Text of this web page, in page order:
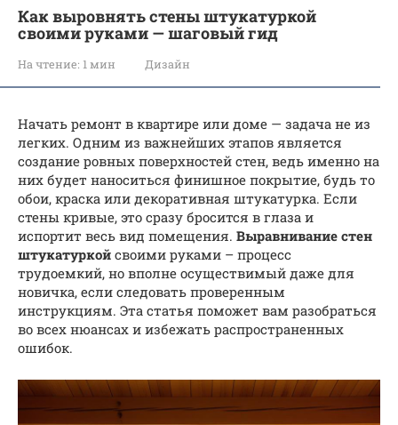
Как выровнять стены штукатуркой
своими руками — шаговый гид
На чтение: 1 мин Дизайн
Начать ремонт в квартире или доме — задача не из
легких. Одним из важнейших этапов является
создание ровных поверхностей стен, ведь именно на
них будет наноситься финишное покрытие, будь то
обои, краска или декоративная штукатурка. Если
стены кривые, это сразу бросится в глаза и
испортит весь вид помещения. Выравнивание стен
штукатуркой своими руками – процесс
трудоемкий, но вполне осуществимый даже для
новичка, если следовать проверенным
инструкциям. Эта статья поможет вам разобраться
во всех нюансах и избежать распространенных
ошибок.